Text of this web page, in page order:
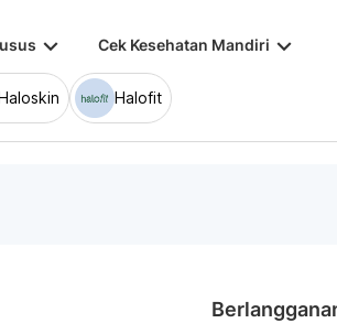
keyboard_arrow_down Cek Kesehatan Mandiri keyboard_arrow_down
Halofit